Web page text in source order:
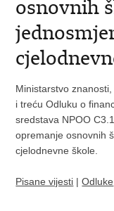
osnovnih
Ministarstvo
i treću Odluku o
sredstava NPOO
opremanje osnovnih
cjelodnevne škole.
Pisane vijesti |Odluke